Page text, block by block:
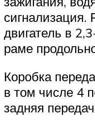
сигнализация.
двигатель в
раме
Коробка
в том числе 4
задняя